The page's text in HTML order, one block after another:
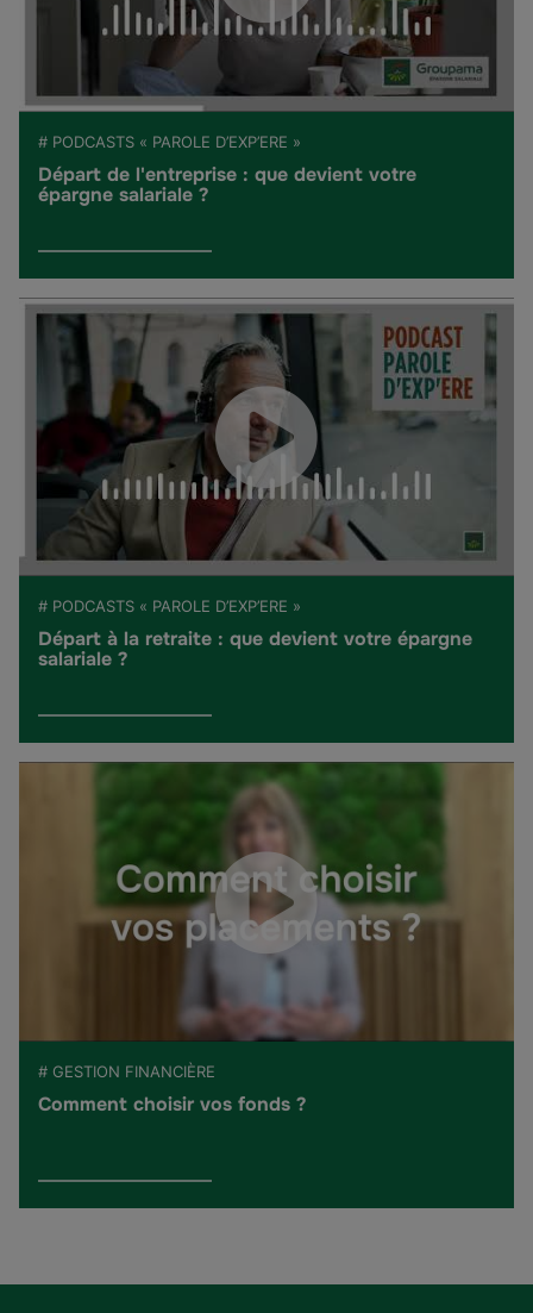
# PODCASTS « PAROLE D’EXP’ERE »
Départ de l'entreprise : que devient votre
épargne salariale ?
# PODCASTS « PAROLE D’EXP’ERE »
Départ à la retraite : que devient votre épargne
salariale ?
# GESTION FINANCIÈRE
Comment choisir vos fonds ?